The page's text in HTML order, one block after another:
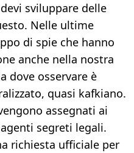
sviluppare delle
Nelle ultime
di spie che hanno
anche nella nostra
dove osservare è
quasi kafkiano.
assegnati ai
segreti legali.
richiesta ufficiale per